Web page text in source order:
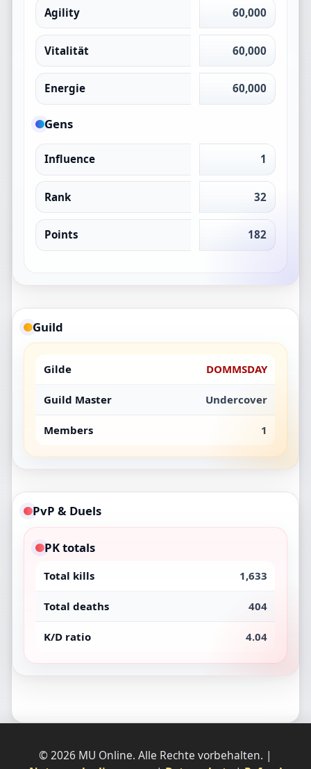
Agility 60,000
Vitalität 60,000
Energie 60,000
Gens
Influence 1
Rank 32
Points 182
Guild
Gilde DOMMSDAY
Guild Master Undercover
Members 1
PvP & Duels
PK totals
Total kills 1,633
Total deaths 404
K/D ratio 4.04
© 2026 MU Online. Alle Rechte vorbehalten. |